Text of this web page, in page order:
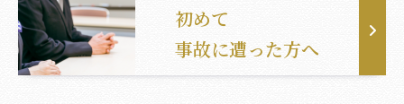
初めて
事故に遭った方へ